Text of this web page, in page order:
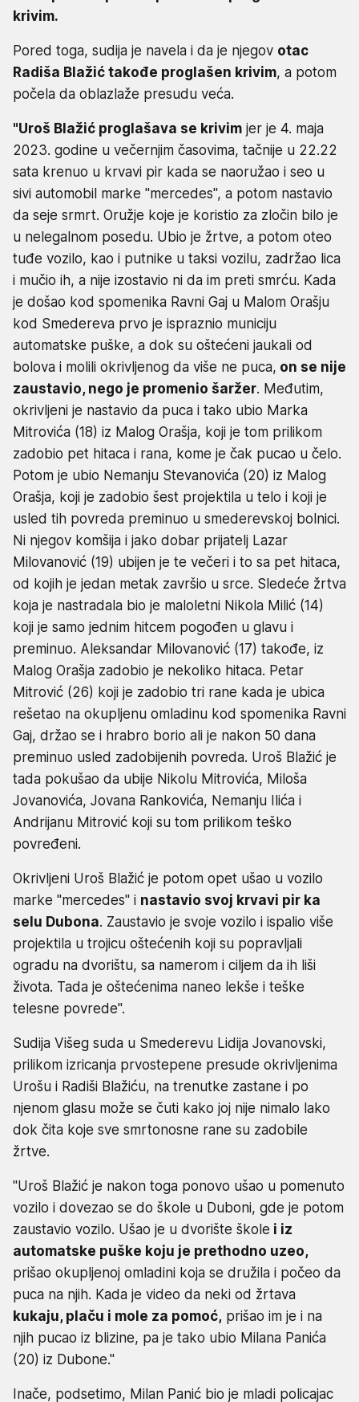
krivim.
Pored toga, sudija je navela i da je njegov otac
Radiša Blažić takođe proglašen krivim, a potom
počela da oblazlaže presudu veća.
"Uroš Blažić proglašava se krivim jer je 4. maja
2023. godine u večernjim časovima, tačnije u 22.22
sata krenuo u krvavi pir kada se naoružao i seo u
sivi automobil marke "mercedes", a potom nastavio
da seje srmrt. Oružje koje je koristio za zločin bilo je
u nelegalnom posedu. Ubio je žrtve, a potom oteo
tuđe vozilo, kao i putnike u taksi vozilu, zadržao lica
i mučio ih, a nije izostavio ni da im preti smrću. Kada
je došao kod spomenika Ravni Gaj u Malom Orašju
kod Smedereva prvo je ispraznio municiju
automatske puške, a dok su oštećeni jaukali od
bolova i molili okrivljenog da više ne puca, on se nije
zaustavio, nego je promenio šaržer. Međutim,
okrivljeni je nastavio da puca i tako ubio Marka
Mitrovića (18) iz Malog Orašja, koji je tom prilikom
zadobio pet hitaca i rana, kome je čak pucao u čelo.
Potom je ubio Nemanju Stevanovića (20) iz Malog
Orašja, koji je zadobio šest projektila u telo i koji je
usled tih povreda preminuo u smederevskoj bolnici.
Ni njegov komšija i jako dobar prijatelj Lazar
Milovanović (19) ubijen je te večeri i to sa pet hitaca,
od kojih je jedan metak završio u srce. Sledeće žrtva
koja je nastradala bio je maloletni Nikola Milić (14)
koji je samo jednim hitcem pogođen u glavu i
preminuo. Aleksandar Milovanović (17) takođe, iz
Malog Orašja zadobio je nekoliko hitaca. Petar
Mitrović (26) koji je zadobio tri rane kada je ubica
rešetao na okupljenu omladinu kod spomenika Ravni
Gaj, držao se i hrabro borio ali je nakon 50 dana
preminuo usled zadobijenih povreda. Uroš Blažić je
tada pokušao da ubije Nikolu Mitrovića, Miloša
Jovanovića, Jovana Rankovića, Nemanju Ilića i
Andrijanu Mitrović koji su tom prilikom teško
povređeni.
Okrivljeni Uroš Blažić je potom opet ušao u vozilo
marke "mercedes" i nastavio svoj krvavi pir ka
selu Dubona. Zaustavio je svoje vozilo i ispalio više
projektila u trojicu oštećenih koji su popravljali
ogradu na dvorištu, sa namerom i ciljem da ih liši
života. Tada je oštećenima naneo lekše i teške
telesne povrede".
Sudija Višeg suda u Smederevu Lidija Jovanovski,
prilikom izricanja prvostepene presude okrivljenima
Urošu i Radiši Blažiću, na trenutke zastane i po
njenom glasu može se čuti kako joj nije nimalo lako
dok čita koje sve smrtonosne rane su zadobile
žrtve.
"Uroš Blažić je nakon toga ponovo ušao u pomenuto
vozilo i dovezao se do škole u Duboni, gde je potom
zaustavio vozilo. Ušao je u dvorište škole i iz
automatske puške koju je prethodno uzeo,
prišao okupljenoj omladini koja se družila i počeo da
puca na njih. Kada je video da neki od žrtava
kukaju, plaču i mole za pomoć, prišao im je i na
njih pucao iz blizine, pa je tako ubio Milana Panića
(20) iz Dubone."
Inače, podsetimo, Milan Panić bio je mladi policajac